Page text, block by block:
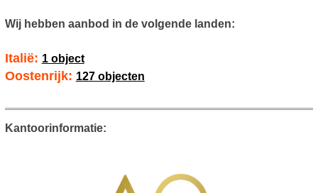
Wij hebben aanbod in de volgende landen:
Italië: 1 object
Oostenrijk: 127 objecten
Kantoorinformatie: